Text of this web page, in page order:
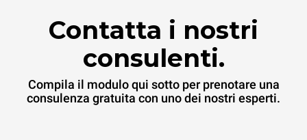
Contatta i nostri
consulenti.
Compila il modulo qui sotto per prenotare una
consulenza gratuita con uno dei nostri esperti.